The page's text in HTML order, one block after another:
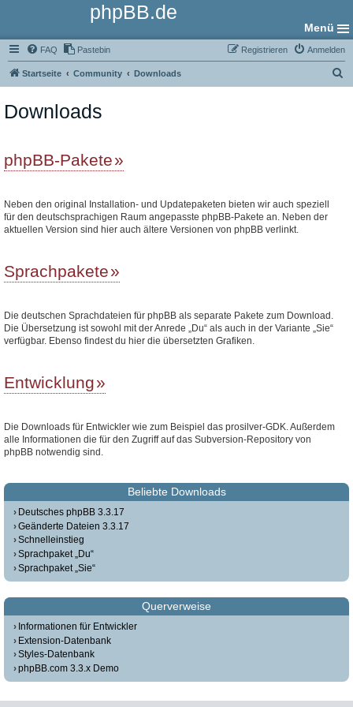
phpBB.de
Menü
FAQ Pastebin Anmelden
Registrieren
Startseite Community Downloads
Downloads
phpBB-Pakete
Neben den original Installation- und Updatepaketen bieten wir auch speziell
für den deutschsprachigen Raum angepasste phpBB-Pakete an. Neben der
aktuellen Version sind hier auch ältere Versionen von phpBB verlinkt.
Sprachpakete
Die deutschen Sprachdateien für phpBB als separate Pakete zum Download.
Die Übersetzung ist sowohl mit der Anrede „Du“ als auch in der Variante „Sie“
verfügbar. Ebenso findest du hier die übersetzten Grafiken.
Entwicklung
Die Downloads für Entwickler wie zum Beispiel das prosilver-GDK. Außerdem
alle Informationen die für den Zugriff auf das Subversion-Repository von
phpBB notwendig sind.
Beliebte Downloads
Deutsches phpBB 3.3.17
Geänderte Dateien 3.3.17
Schnelleinstieg
Sprachpaket „Du“
Sprachpaket „Sie“
Querverweise
Informationen für Entwickler
Extension-Datenbank
Styles-Datenbank
phpBB.com 3.3.x Demo